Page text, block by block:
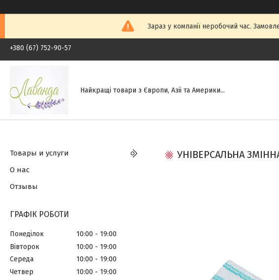
Зараз у компанії неробочий час.
+380 (67) 752-90-57
Найкращі товари з Європи, Азіі та Америки...
УНІВЕРСАЛЬНА
Товары и услуги
О нас
Отзывы
ГРАФІК РОБОТИ
Понеділок 10:00
19:00
Вівторок
10:00
19:00
Середа
10:00
19:00
Четвер
10:00
19:00